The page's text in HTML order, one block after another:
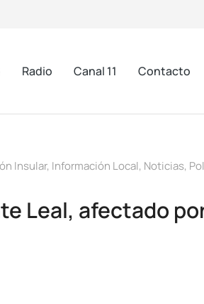
Radio Canal 11 Contacto
Insular, Información Local, Noticias,
Leal, afectado